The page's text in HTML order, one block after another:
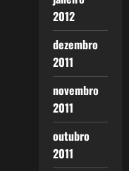
2012
dezembro
2011
novembro
2011
outubro
2011